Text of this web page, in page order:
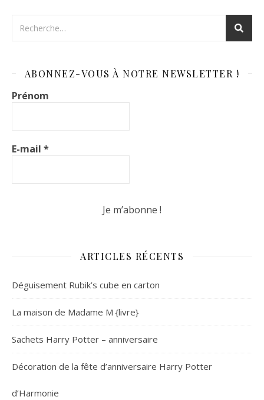
ABONNEZ-VOUS À NOTRE NEWSLETTER !
Prénom
E-mail *
ARTICLES RÉCENTS
Déguisement Rubik’s cube en carton
La maison de Madame M {livre}
Sachets Harry Potter – anniversaire
Décoration de la fête d’anniversaire Harry Potter
d’Harmonie